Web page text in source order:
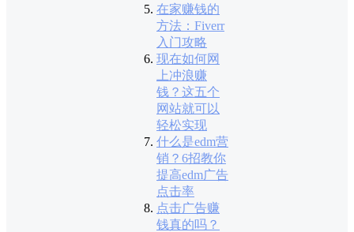
在家赚钱的
方法：Fiverr
入门攻略
现在如何网
上冲浪赚
钱？这五个
网站就可以
轻松实现
什么是edm营
销？6招教你
提高edm广告
点击率
点击广告赚
钱真的吗？